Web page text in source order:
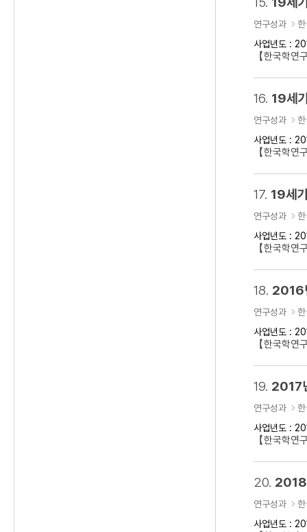
연구성과
사업년도 :
【한국학
16. 19세
연구성과
사업년도 :
【한국학
17. 19세
연구성과
사업년도 :
【한국학
18. 2016
연구성과
사업년도 :
【한국학
19. 2017
연구성과
사업년도 :
【한국학
20. 2018
연구성과
사업년도 :